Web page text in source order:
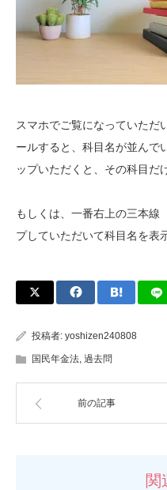
スマホでご覧になっていただ
ールすると、科目名が並んで
ップいただくと、その科目だ
もしくは、一番右上の三本線
プしていただいて科目名を表
投稿者: yoshizen240808
国民年金法, 過去問
前の記事
関